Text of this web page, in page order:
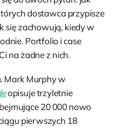
dostawca przypisze
się zachowują, kiedy w
Portfolio i case
na żadne z nich.
Mark Murphy w
opisuje trzyletnie
20 000 nowo
pierwszych 18